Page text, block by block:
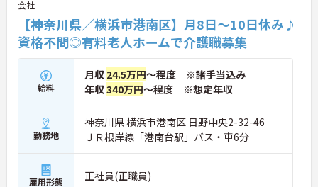
会社
【神奈川県／横浜市港南区】月8日～10日休み♪
資格不問◎有料老人ホームで介護職募集
給料
月収 24.5万円～程度 ※諸手当込み
年収340万円～程度 ※想定年収
勤務地
神奈川県 横浜市港南区 日野中央2-32-46
ＪＲ根岸線「港南台駅」バス・車6分
雇用形態 正社員(正職員)